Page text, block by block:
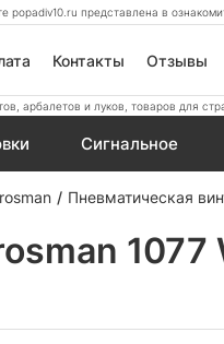
popadiv10.ru представлена в
Контакты Отзывы
арбалетов и луков, товаров для
Сигнальное
Пневматическая